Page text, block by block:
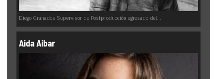
Diego Granados Supervisor de Postproducción egresado del...
Aida Aibar